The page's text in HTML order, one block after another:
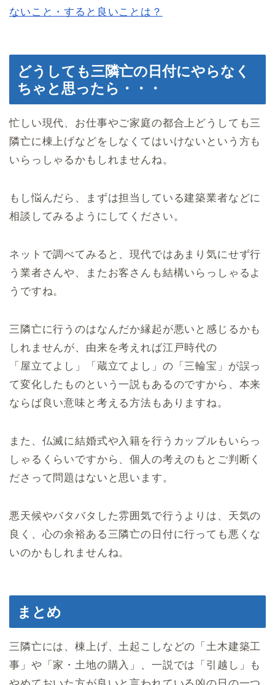
ないこと・すると良いことは？
どうしても三隣亡の日付にやらなく
ちゃと思ったら・・・
忙しい現代、お仕事やご家庭の都合上どうしても三
隣亡に棟上げなどをしなくてはいけないという方も
いらっしゃるかもしれませんね。
もし悩んだら、まずは担当している建築業者などに
相談してみるようにしてください。
ネットで調べてみると、現代ではあまり気にせず行
う業者さんや、またお客さんも結構いらっしゃるよ
うですね。
三隣亡に行うのはなんだか縁起が悪いと感じるかも
しれませんが、由来を考えれば江戸時代の
「屋立てよし」「蔵立てよし」の「三輪宝」が誤っ
て変化したものという一説もあるのですから、本来
ならば良い意味と考える方法もありますね。
また、仏滅に結婚式や入籍を行うカップルもいらっ
しゃるくらいですから、個人の考えのもとご判断く
ださって問題はないと思います。
悪天候やバタバタした雰囲気で行うよりは、天気の
良く、心の余裕ある三隣亡の日付に行っても悪くな
いのかもしれませんね。
まとめ
三隣亡には、棟上げ、土起こしなどの「土木建築工
事」や「家・土地の購入」、一説では「引越し」も